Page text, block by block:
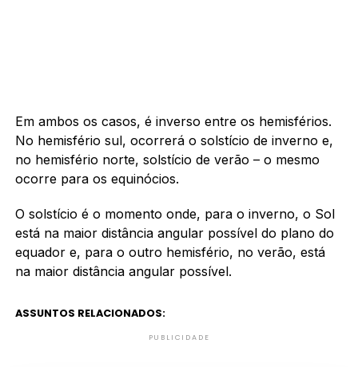
Em ambos os casos, é inverso entre os hemisférios.
No hemisfério sul, ocorrerá o solstício de inverno e,
no hemisfério norte, solstício de verão – o mesmo
ocorre para os equinócios.
O solstício é o momento onde, para o inverno, o Sol
está na maior distância angular possível do plano do
equador e, para o outro hemisfério, no verão, está
na maior distância angular possível.
ASSUNTOS RELACIONADOS:
PUBLICIDADE